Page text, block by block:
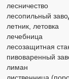
лесничество
лесопильный
летник, летовка
лечебница
лесозащитная
пивоваренный
лиман